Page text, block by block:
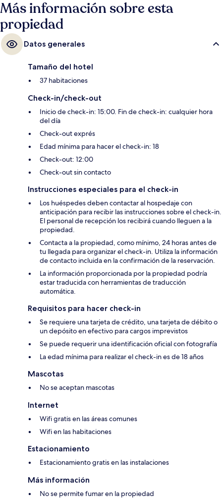
Más información sobre esta
propiedad
Datos generales
Tamaño del hotel
37 habitaciones
Check-in/check-out
Inicio de check-in: 15:00. Fin de check-in: cualquier hora
del día
Check-out exprés
Edad mínima para hacer el check-in: 18
Check-out: 12:00
Check-out sin contacto
Instrucciones especiales para el check-in
Los huéspedes deben contactar al hospedaje con
anticipación para recibir las instrucciones sobre el check-in.
El personal de recepción los recibirá cuando lleguen a la
propiedad.
Contacta a la propiedad, como mínimo, 24 horas antes de
tu llegada para organizar el check-in. Utiliza la información
de contacto incluida en la confirmación de la reservación.
La información proporcionada por la propiedad podría
estar traducida con herramientas de traducción
automática.
Requisitos para hacer check-in
Se requiere una tarjeta de crédito, una tarjeta de débito o
un depósito en efectivo para cargos imprevistos
Se puede requerir una identificación oficial con fotografía
La edad mínima para realizar el check-in es de 18 años
Mascotas
No se aceptan mascotas
Internet
Wifi gratis en las áreas comunes
Wifi en las habitaciones
Estacionamiento
Estacionamiento gratis en las instalaciones
Más información
No se permite fumar en la propiedad